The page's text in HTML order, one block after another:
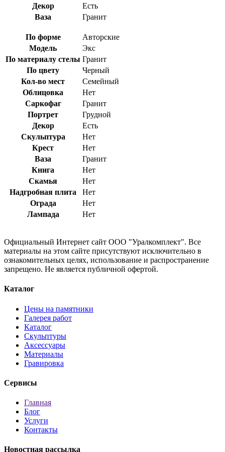
Декор
Есть
Ваза
Гранит
По форме
Авторские
Модель
Экс
По материалу стелы Гранит
По цвету
Черный
Кол-во мест
Семейный
Облицовка
Нет
Саркофаг
Гранит
Портрет
Грудной
Декор
Есть
Скульптура
Нет
Крест
Нет
Ваза
Гранит
Книга
Нет
Скамья
Нет
Надгробная плита
Нет
Ограда
Нет
Лампада
Нет
Официальный Интернет сайт ООО "Уралкомплект". Все
материалы на этом сайте присутствуют исключительно в
ознакомительных целях, использование и распространение
запрещено. Не является публичной офертой.
Каталог
Цены на памятники
Галерея работ
Каталог
Скульптуры
Аксессуары
Материалы
Гравировка
Сервисы
Главная
Блог
Услуги
Контакты
Новостная рассылка